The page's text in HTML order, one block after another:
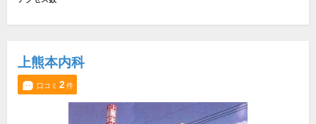
上熊本内科
口コミ 2件